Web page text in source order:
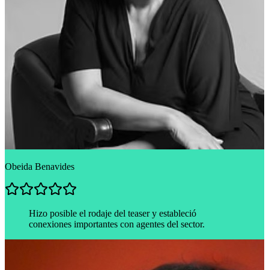
Obeida Benavides
Hizo posible el rodaje del teaser y estableció
conexiones importantes con agentes del sector.